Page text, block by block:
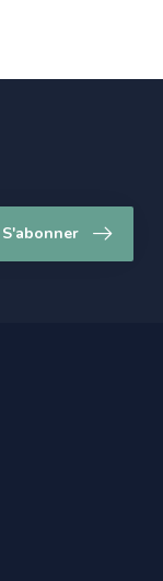
S'abonner